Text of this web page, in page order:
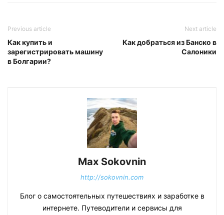
Previous article
Как купить и
зарегистрировать машину
в Болгарии?
Next article
Как добраться из Банско в
Салоники
Max Sokovnin
http://sokovnin.com
Блог о самостоятельных путешествиях и заработке в
интернете. Путеводители и сервисы для